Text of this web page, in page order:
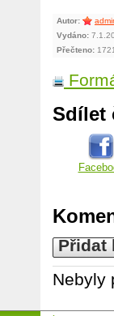
Autor:
Vydáno:
Přečteno:
Sdílet
Přidat
Nebyly